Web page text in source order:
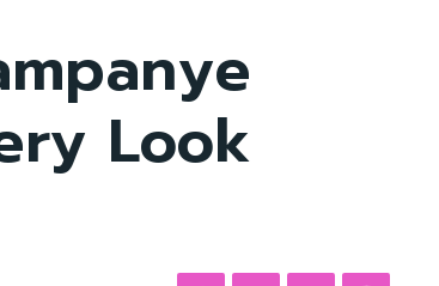
Look